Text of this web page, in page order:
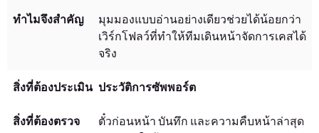
มุมมองแบบอ่านอย่างเดียวช่วยได้น้อยกว่า
เวิร์กโฟลว์ที่ทำให้ทีมเดินหน้าจัดการเคสได้
จริง
ประวัติการซัพพอร์ต
ตั๋วก่อนหน้า บันทึก และความคืบหน้าล่าสุด